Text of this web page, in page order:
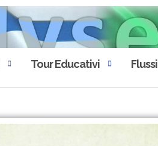
Tour Educativi Flussi